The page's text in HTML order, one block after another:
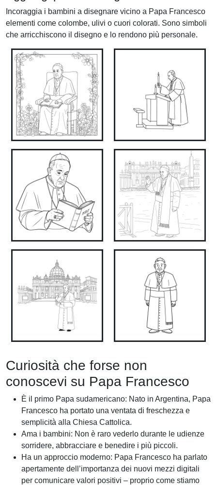
Incoraggia i bambini a disegnare vicino a Papa Francesco
elementi come colombe, ulivi o cuori colorati. Sono simboli
che arricchiscono il disegno e lo rendono più personale.
Curiosità che forse non
conoscevi su Papa Francesco
È il primo Papa sudamericano: Nato in Argentina, Papa
Francesco ha portato una ventata di freschezza e
semplicità alla Chiesa Cattolica.
Ama i bambini: Non è raro vederlo durante le udienze
sorridere, abbracciare e benedire i più piccoli.
Ha un approccio moderno: Papa Francesco ha parlato
apertamente dell’importanza dei nuovi mezzi digitali
per comunicare valori positivi – proprio come stiamo